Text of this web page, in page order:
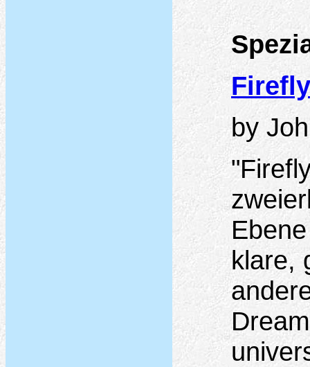
by
klare,